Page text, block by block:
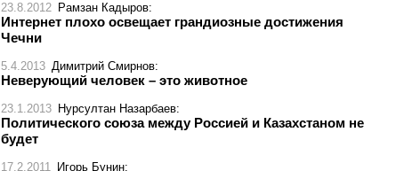
23.8.2012 Рамзан Кадыров:
Интернет плохо освещает грандиозные достижения
Чечни
5.4.2013 Димитрий Смирнов:
Неверующий человек – это животное
23.1.2013 Нурсултан Назарбаев:
Политического союза между Россией и Казахстаном не
будет
17.2.2011 Игорь Бунин: